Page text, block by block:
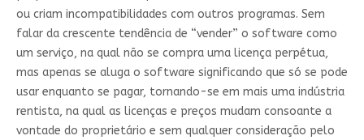
ou criam incompatibilidades com outros programas. Sem
falar da crescente tendência de “vender” o software como
um serviço, na qual não se compra uma licença perpétua,
mas apenas se aluga o software significando que só se pode
usar enquanto se pagar, tornando-se em mais uma indústria
rentista, na qual as licenças e preços mudam consoante a
vontade do proprietário e sem qualquer consideração pelo